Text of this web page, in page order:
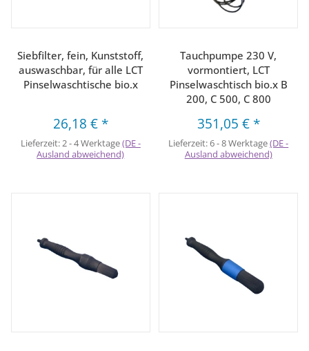
Siebfilter, fein, Kunststoff,
auswaschbar, für alle LCT
Pinselwaschtische bio.x
26,18 € *
Lieferzeit:2 - 4 Werktage(DE -
Ausland abweichend)
Tauchpumpe 230 V,
vormontiert, LCT
Pinselwaschtisch bio.x B
200, C 500, C 800
351,05 € *
Lieferzeit:6 - 8 Werktage(DE -
Ausland abweichend)